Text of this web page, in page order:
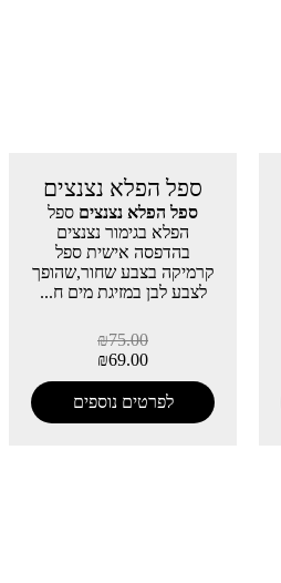
ספל הפלא נצנצים
ספל הפלא נצנצים ספל
הפלא בגימור נצנצים
בהדפסה אישית ספל
קרמיקה בצבע שחור,שהופך
לצבע לבן במזיגת מים ח...
₪75.00
₪69.00
לפרטים נוספים